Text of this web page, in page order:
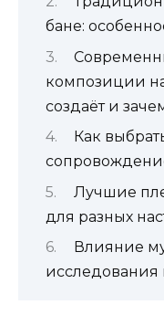
бане:
композиции
создаёт и
Как
Лучшие
для разных
Влияние
исследования